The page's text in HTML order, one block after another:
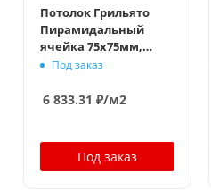
Потолок Грильято
Пирамидальный
ячейка 75х75мм,
белый матовый,
ширина 10 мм
Под заказ
6 833.31 ₽/м2
Под заказ